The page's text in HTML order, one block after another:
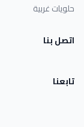
حلويات غربية
اتصل بنا
تابعنا